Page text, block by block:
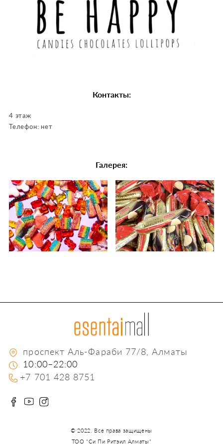
Контакты:
4 этаж
Телефон: нет
Галерея:
проспект Aль-Фараби 77/8, Алматы
10:00–22:00
+7 701 428 8751
ТОО "Си Пи Ритэил Алматы"
© 2022. Все права защищены